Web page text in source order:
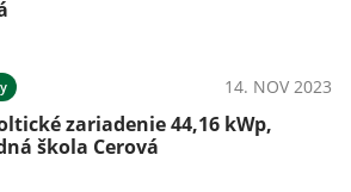
14. NOV 2023
zariadenie 44,16 kWp,
škola Cerová